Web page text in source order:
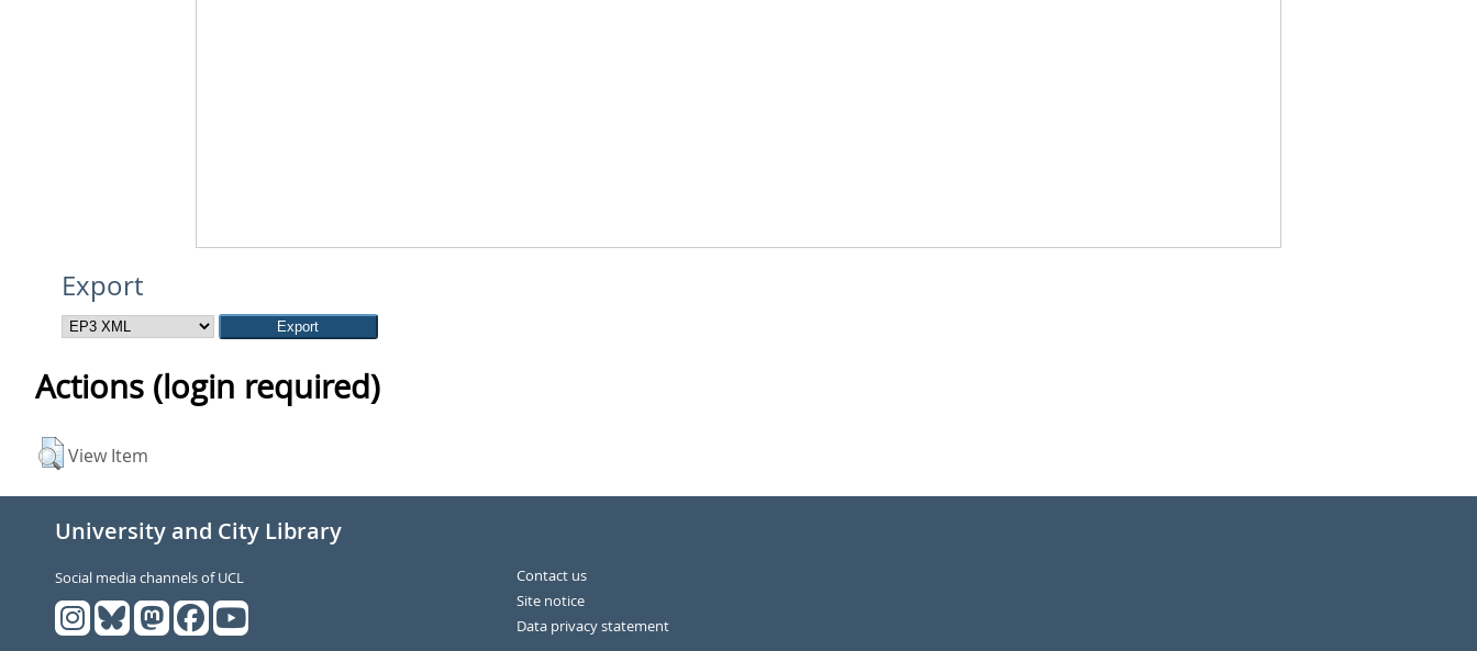
Export
Actions (login required)
View Item
University and City Library
Social media channels of UCL
Contact us
Site notice
Data privacy statement